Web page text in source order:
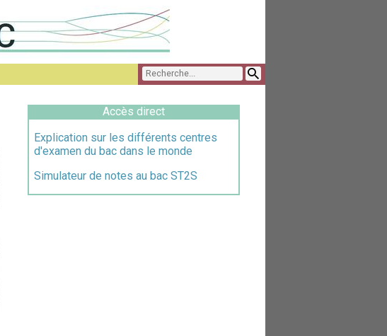
Accès direct
Explication sur les différents centres
d'examen du bac dans le monde
Simulateur de notes au bac ST2S